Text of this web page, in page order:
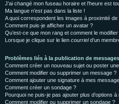
J’ai changé mon fuseau horaire et l’heure est
Ma langue n’est pas dans la liste !
A quoi correspondent les images à proximité de
Comment puis-je afficher un avatar ?
Qu’est-ce que mon rang et comment le modifier
Lorsque je clique sur le lien courrield’un
Problèmes liés à la publication de messages
Comment créer un nouveau sujet ou poster
Comment modifier ou supprimer un message ?
Comment ajouter une signature à mes
Comment créer un sondage ?
Pourquoi ne puis-je pas ajouter plus d’options
Comment modifier ou supprimer un sondage ?